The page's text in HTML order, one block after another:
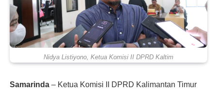
Nidya Listiyono, Ketua Komisi II DPRD Kaltim
Samarinda – Ketua Komisi II DPRD Kalimantan Timur